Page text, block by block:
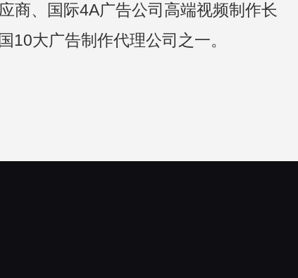
商、国际4A广告公司高端视频制作长
大广告制作代理公司之一。